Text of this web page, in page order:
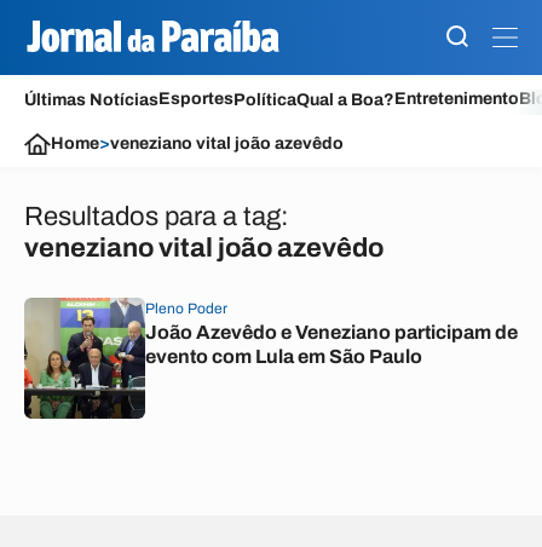
Últimas NotíciasEsportesPolíticaQual a Boa?Entretenimento
Home>veneziano vital joão azevêdo
Resultados para a tag:
veneziano vital joão azevêdo
Pleno Poder
João Azevêdo e Veneziano participam de
evento com Lula em São Paulo